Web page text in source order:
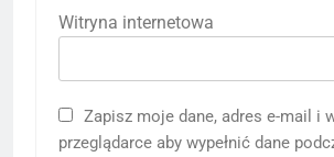
Witryna internetowa
Zapisz moje dane, adres e-mail i
przeglądarce aby wypełnić dane